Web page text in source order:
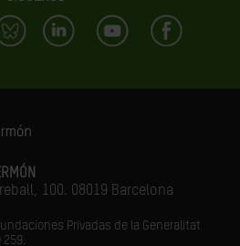
100. 08019 Barcelona
Privadas de la Generalitat